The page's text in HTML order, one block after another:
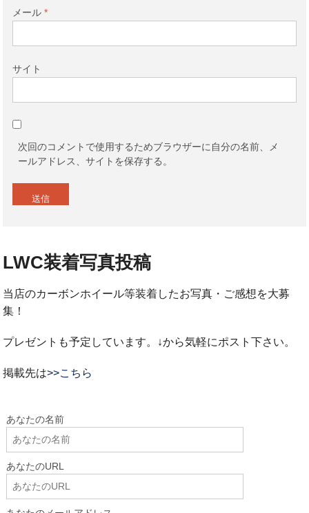
メール *
サイト
次回のコメントで使用するためブラウザーに自分の名前、メ
ールアドレス、サイトを保存する。
LWC装着写真投稿
当店のカーボンホイール等装着したお写真・ご感想を大募
集！
プレゼントも予定しています。↓から気軽にポスト下さい。
掲載先は>>こちら
あなたの名前
あなたのURL